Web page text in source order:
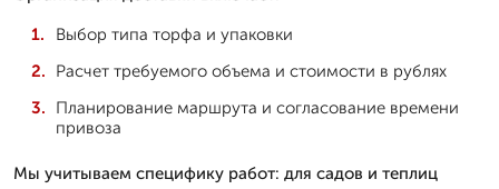
Выбор типа торфа и упаковки
Расчет требуемого объема и стоимости в рублях
Планирование маршрута и согласование времени
привоза
Мы учитываем специфику работ: для садов и теплиц